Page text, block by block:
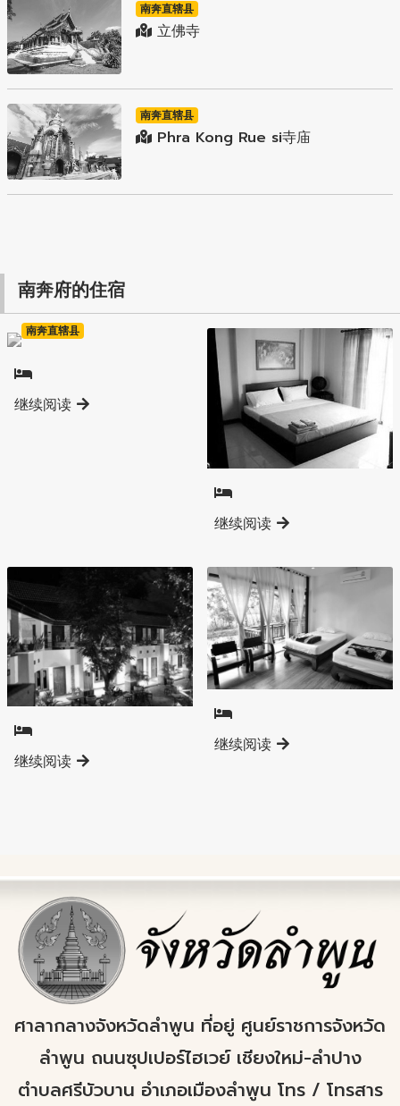
南奔直辖县
立佛寺
南奔直辖县
Phra Kong Rue si寺庙
南奔府的住宿
南奔直辖县
继续阅读
南奔直辖县
继续阅读
南奔直辖县
继续阅读
南奔直辖县
继续阅读
ศาลากลางจังหวัดลำพูน ที่อยู่ ศูนย์ราชการจังหวัด
ลำพูน ถนนซุปเปอร์ไฮเวย์ เชียงใหม่-ลำปาง
ตำบลศรีบัวบาน อำเภอเมืองลำพูน โทร / โทรสาร